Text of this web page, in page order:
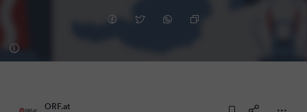
ORF.at